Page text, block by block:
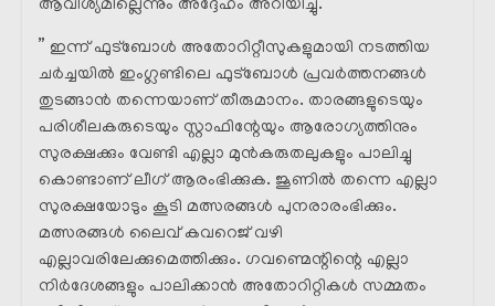
ആവിശ്യമില്ലെന്നും അദ്ദേഹം അറിയിച്ചു.
” ഇന്ന് ഫുട്ബോൾ അതോറിറ്റീസുകളുമായി നടത്തിയ
ചർച്ചയിൽ ഇംഗ്ലണ്ടിലെ ഫുട്ബോൾ പ്രവർത്തനങ്ങൾ
തുടങ്ങാൻ തന്നെയാണ് തീരുമാനം. താരങ്ങളുടെയും
പരിശീലകരുടെയും സ്റ്റാഫിന്റേയും ആരോഗ്യത്തിനും
സുരക്ഷക്കും വേണ്ടി എല്ലാ മുൻകരുതലുകളും പാലിച്ചു
കൊണ്ടാണ് ലീഗ് ആരംഭിക്കുക. ജൂണിൽ തന്നെ എല്ലാ
സുരക്ഷയോടും കൂടി മത്സരങ്ങൾ പുനരാരംഭിക്കും.
മത്സരങ്ങൾ ലൈവ് കവറെജ് വഴി
എല്ലാവരിലേക്കുമെത്തിക്കും. ഗവണ്മെന്റിന്റെ എല്ലാ
നിർദേശങ്ങളും പാലിക്കാൻ അതോറിറ്റികൾ സമ്മതം